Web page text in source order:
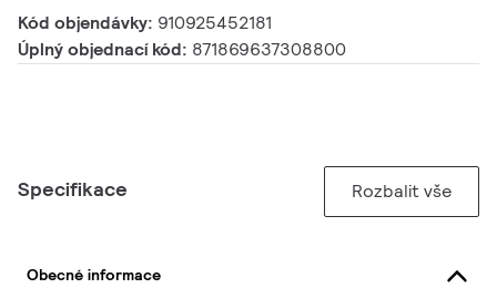
Kód objendávky: 910925452181
Úplný objednací kód: 871869637308800
Specifikace Rozbalit vše
Obecné informace